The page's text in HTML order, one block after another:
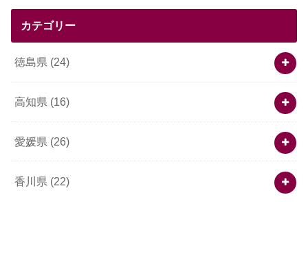
カテゴリー
徳島県 (24)
高知県 (16)
愛媛県 (26)
香川県 (22)